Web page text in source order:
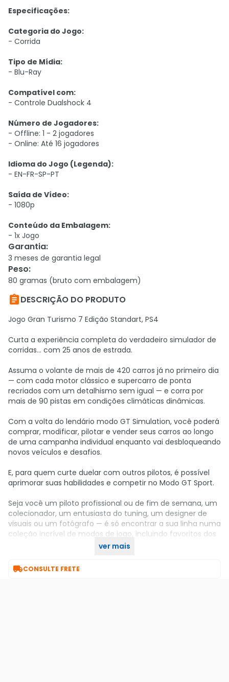
Especificações:
Categoria do Jogo:
- Corrida
Tipo de Mídia:
- Blu-Ray
Compatível com:
- Controle Dualshock 4
Número de Jogadores:
- Offline: 1 - 2 jogadores
- Online: Até 16 jogadores
Idioma do Jogo (Legenda):
- EN-FR-SP-PT
Saída de Vídeo:
- 1080p
Conteúdo da Embalagem:
- 1x Jogo
Garantia:
3 meses de garantia legal
Peso:
80 gramas (bruto com embalagem)
DESCRIÇÃO DO PRODUTO
Jogo Gran Turismo 7 Edição Standart, PS4
Curta a experiência completa do verdadeiro simulador de
corridas... com 25 anos de estrada.
Assuma o volante de mais de 420 carros já no primeiro dia
— com cada motor clássico e supercarro de ponta
recriados com um detalhismo sem igual — e corra por
mais de 90 pistas em condições climáticas dinâmicas.
Com a volta do lendário modo GT Simulation, você poderá
comprar, modificar, pilotar e vender seus carros ao longo
de uma campanha individual enquanto vai desbloqueando
novos veículos e desafios.
E, para quem curte duelar com outros pilotos, é possível
aprimorar suas habilidades e competir no Modo GT Sport.
Seja você um piloto profissional ou de fim de semana, um
colecionador, um entusiasta do tuning, um designer de
visuais ou um fotógrafo — é só encontrar a sua linha numa
coleção incrível de modos de jogo, incluindo favoritos dos
fãs, como a Campanha GT, o Arcade e a Escola de
ver mais
CONSULTE FRETE